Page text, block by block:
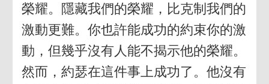
榮耀。隱藏我們的榮耀，比克制我們的
激動更難。你也許能成功的約束你的激
動，但幾乎沒有人能不揭示他的榮耀。
然而，約瑟在這件事上成功了。他沒有